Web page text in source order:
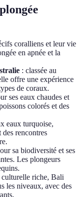
coralliens et leur vie
en apnée et la
: classée au
offre une expérience
de coraux.
ses eaux chaudes et
colorés et des
eaux turquoise,
des rencontres
sa biodiversité et ses
Les plongeurs
culturelle riche, Bali
les niveaux, avec des